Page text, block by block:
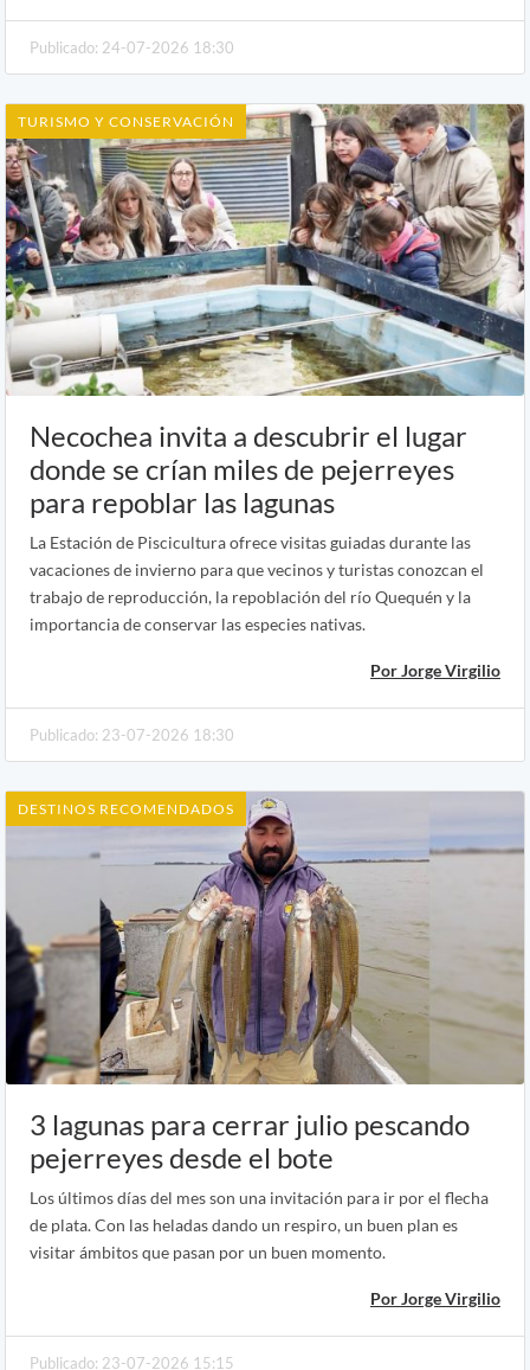
Publicado: 24-07-2026 18:30
TURISMO Y CONSERVACIÓN
Necochea invita a descubrir el lugar
donde se crían miles de pejerreyes
para repoblar las lagunas
La Estación de Piscicultura ofrece visitas guiadas durante las
vacaciones de invierno para que vecinos y turistas conozcan el
trabajo de reproducción, la repoblación del río Quequén y la
importancia de conservar las especies nativas.
Por Jorge Virgilio
Publicado: 23-07-2026 18:30
DESTINOS RECOMENDADOS
3 lagunas para cerrar julio pescando
pejerreyes desde el bote
Los últimos días del mes son una invitación para ir por el flecha
de plata. Con las heladas dando un respiro, un buen plan es
visitar ámbitos que pasan por un buen momento.
Por Jorge Virgilio
Publicado: 23-07-2026 15:15